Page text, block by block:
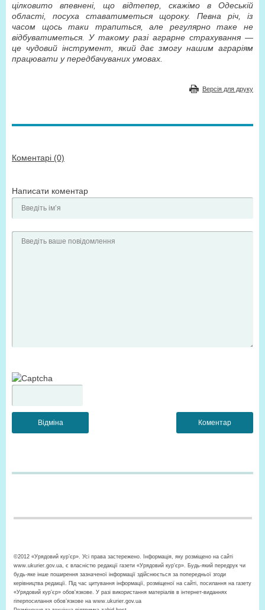
цілковито впевнені, що відтепер, скажімо в Одеській
області, посуха ставатиметься щороку. Певна річ, із
часом щось таки трапиться, але регулярно таке не
відбуватиметься. У такому разі аграрне страхування —
це чудовий інструмент, який дає змогу нашим аграріям
працювати у передбачуваних умовах.
Версія для друку
Коментарі (0)
Написати коментар
©2012 «Урядовий кур’єр». Усі права застережено. Інформація, яку розміщено на сайті
www.ukurier.gov.ua, є власністю редакції газети «Урядовий кур'єр». Будь-який передрук чи
будь-яке інше поширення зазначеної інформації здійснюється за попередньої згоди
керівництва редакції. Під час цитування інформації, розміщеної на сайті, посилання на газету
«Урядовий кур’єр» обов'язкове. У разі використання матеріалів в інтернет-виданнях
гіперпосилання обов’язкове на www.ukurier.gov.ua